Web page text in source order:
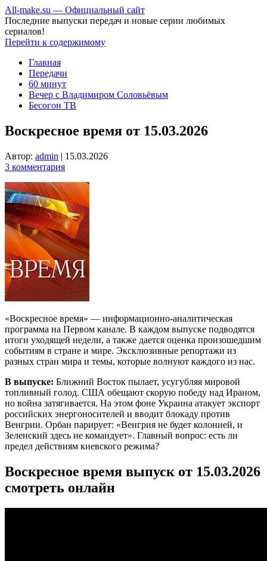
All-make.su — Официальный сайт
Последние выпуски передач и новые серии любимых
сериалов!
Перейти к содержимому
Главная
Передачи
60 минут
Вечер с Владимиром Соловьёвым
Бесогон ТВ
Воскресное время от 15.03.2026
Автор: admin | 15.03.2026
3 комментария
«Воскресное время» — информационно-аналитическая
программа на Первом канале. В каждом выпуске подводятся
итоги уходящей недели, а также дается оценка произошедшим
событиям в стране и мире. Эксклюзивные репортажи из
разных стран мира и темы, которые волнуют каждого из нас.
В выпуске: Ближний Восток пылает, усугубляя мировой
топливный голод. США обещают скорую победу над Ираном,
но война затягивается. На этом фоне Украина атакует экспорт
российских энергоносителей и вводит блокаду против
Венгрии. Орбан парирует: «Венгрия не будет колонией, и
Зеленский здесь не командует». Главный вопрос: есть ли
предел действиям киевского режима?
Воскресное время выпуск от 15.03.2026
смотреть онлайн